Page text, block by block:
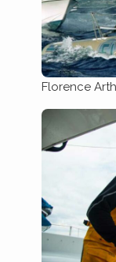
Florence